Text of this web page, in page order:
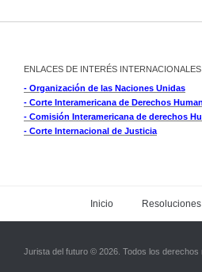
ENLACES DE INTERÉS INTERNACIONALES
- Organización de las Naciones Unidas
- Corte Interamericana de Derechos
- Comisión Interamericana de derechos
- Corte Internacional de Justicia
Inicio Resoluciones
Jurista del futuro © 2026. Todos los derechos